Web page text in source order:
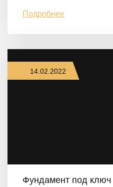
Подробнее
14.02.2022
Фундамент под ключ